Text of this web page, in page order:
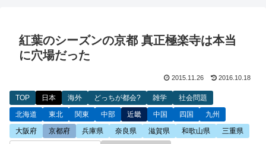
紅葉のシーズンの京都 真正極楽寺は本当
に穴場だった
2015.11.26 2016.10.18
TOP 日本 海外 どっちが都会? 雑学 社会問題
北海道 東北 関東 中部 近畿 中国 四国 九州
大阪府 京都府 兵庫県 奈良県 滋賀県 和歌山県 三重県